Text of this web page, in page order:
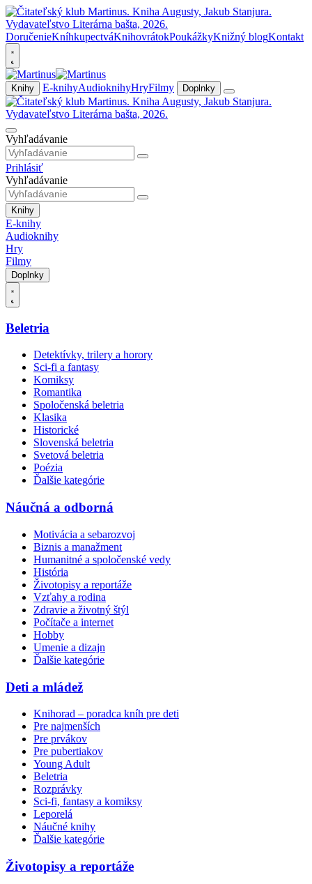
DoručenieKníhkupectváKnihovrátokPoukážkyKnižný blogKontakt
Knihy E-knihyAudioknihyHryFilmy Doplnky
Vyhľadávanie
Prihlásiť
Vyhľadávanie
Knihy
E-knihy
Audioknihy
Hry
Filmy
Doplnky
Beletria
Detektívky, trilery a horory
Sci-fi a fantasy
Komiksy
Romantika
Spoločenská beletria
Klasika
Historické
Slovenská beletria
Svetová beletria
Poézia
Ďalšie kategórie
Náučná a odborná
Motivácia a sebarozvoj
Biznis a manažment
Humanitné a spoločenské vedy
História
Životopisy a reportáže
Vzťahy a rodina
Zdravie a životný štýl
Počítače a internet
Hobby
Umenie a dizajn
Ďalšie kategórie
Deti a mládež
Knihorad – poradca kníh pre deti
Pre najmenších
Pre prvákov
Pre pubertiakov
Young Adult
Beletria
Rozprávky
Sci-fi, fantasy a komiksy
Leporelá
Náučné knihy
Ďalšie kategórie
Životopisy a reportáže